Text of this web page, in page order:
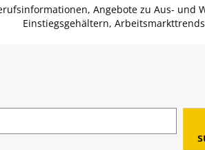
Angebote zu Aus- und
Einstiegsgehältern,